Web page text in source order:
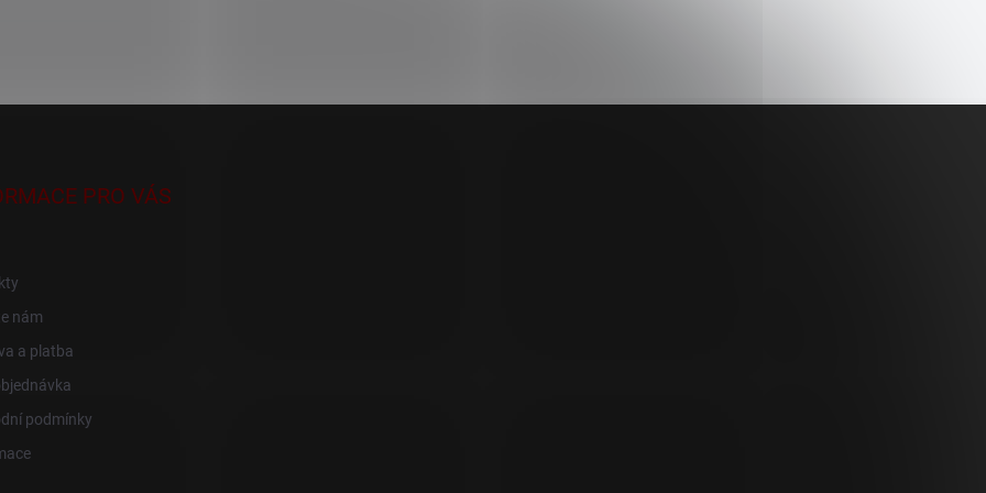
PRO VÁS
nám
a platba
podmínky